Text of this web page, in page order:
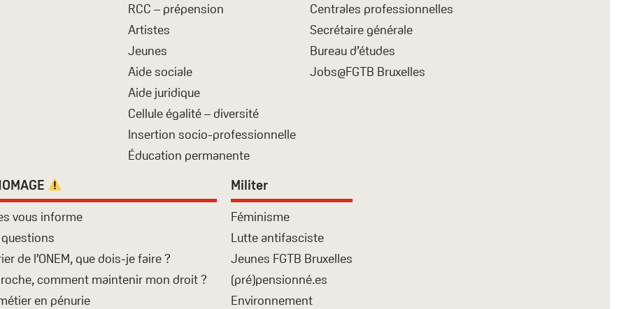
RCC – prépension
Artistes
Jeunes
Aide sociale
Aide juridique
Cellule égalité – diversité
Insertion socio-professionnelle
Éducation permanente
Centrales professionnelles
Secrétaire générale
Bureau d’études
Jobs@FGTB Bruxelles
vous informe
de l’ONEM, que dois-je faire ?
comment maintenir mon droit ?
en pénurie
Militer
Féminisme
Lutte antifasciste
Jeunes FGTB Bruxelles
(pré)pensionné.es
Environnement